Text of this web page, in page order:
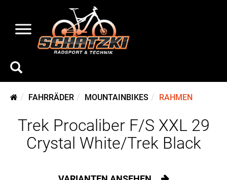
FAHRRÄDER MOUNTAINBIKES RAHMEN
Trek Procaliber F/S XXL 29
Crystal White/Trek Black